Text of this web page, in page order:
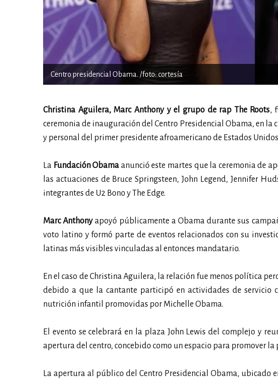
Centro presidencial Obama. /foto: cortesía
Christina Aguilera, Marc Anthony y el grupo de rap The Roots,
ceremonia de inauguración del Centro Presidencial Obama, en
y personal del primer presidente afroamericano de Estados
La Fundación Obama anunció este martes que la ceremonia de
las actuaciones de Bruce Springsteen, John Legend, Jennifer
integrantes de U2 Bono y The Edge.
Marc Anthonyapoyó públicamente a Obama durante sus
voto latino y formó parte de eventos relacionados con su
latinas más visibles vinculadas al entonces mandatario.
En el caso de Christina Aguilera, la relación fue menos política
debido a que la cantante participó en actividades de servicio
nutrición infantil promovidas por Michelle Obama.
El evento se celebrará en la plaza John Lewis del complejo y
apertura del centro, concebido como un espacio para promover
La apertura al público del Centro Presidencial Obama, ubicado